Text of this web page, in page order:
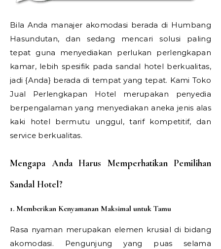
Bila Anda manajer akomodasi berada di Humbang
Hasundutan, dan sedang mencari solusi paling
tepat guna menyediakan perlukan perlengkapan
kamar, lebih spesifik pada sandal hotel berkualitas,
jadi {Anda} berada di tempat yang tepat. Kami Toko
Jual Perlengkapan Hotel merupakan penyedia
berpengalaman yang menyediakan aneka jenis alas
kaki hotel bermutu unggul, tarif kompetitif, dan
service berkualitas.
Mengapa Anda Harus Memperhatikan Pemilihan
Sandal Hotel?
1. Memberikan Kenyamanan Maksimal untuk Tamu
Rasa nyaman merupakan elemen krusial di bidang
akomodasi. Pengunjung yang puas selama